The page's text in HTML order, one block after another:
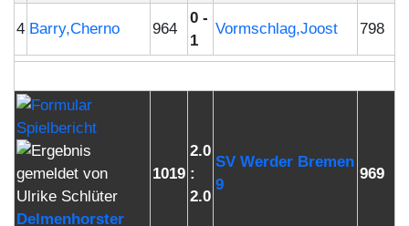
4 Barry,Cherno 964
0 -
1
Vormschlag,Joost 798
Delmenhorster
1019
2.0
:
2.0
SV Werder Bremen
9
969